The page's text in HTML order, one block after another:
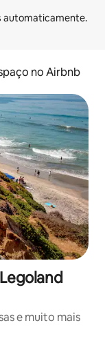
no Airbnb
e muito mais